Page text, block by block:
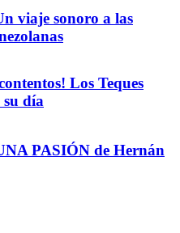
viaje sonoro a las
Los Teques
día
PASIÓN de Hernán